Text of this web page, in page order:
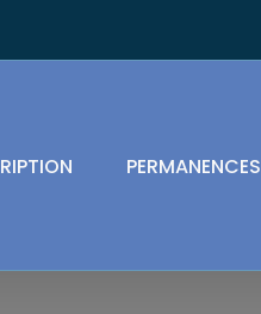
PERMANENCES